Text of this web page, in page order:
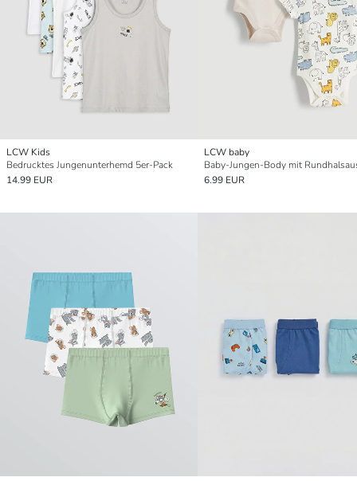
LCW Kids
Bedrucktes Jungenunterhemd 5er-Pack
14.99 EUR
LCW baby
6.99 EUR